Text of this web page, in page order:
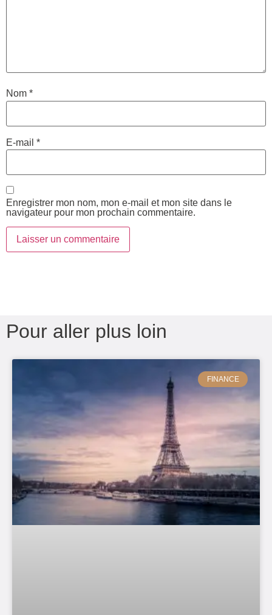
Nom *
E-mail *
Enregistrer mon nom, mon e-mail et mon site dans le
navigateur pour mon prochain commentaire.
Pour aller plus loin
FINANCE